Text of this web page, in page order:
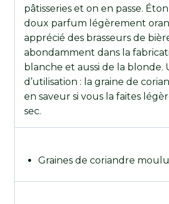
pâtisseries et on en passe.
doux parfum légèrement
apprécié des brasseurs de
abondamment dans la
blanche et aussi de la blonde.
d’utilisation : la graine de
en saveur si vous la faites
sec.
Graines de coriandre